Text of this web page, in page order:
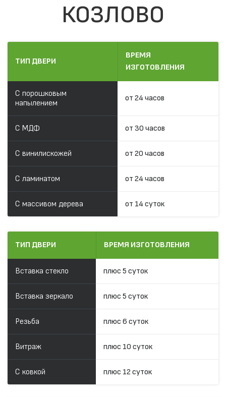
КОЗЛОВО
ТИП ДВЕРИ
ВРЕМЯ
ИЗГОТОВЛЕНИЯ
С порошковым
напылением
от 24 часов
С МДФ от 30 часов
С винилискожей от 20 часов
С ламинатом от 24 часов
С массивом дерева от 14 суток
ТИП ДВЕРИ ВРЕМЯ ИЗГОТОВЛЕНИЯ
Вставка стекло плюс 5 суток
Вставка зеркало плюс 5 суток
Резьба плюс 6 суток
Витраж плюс 10 суток
С ковкой плюс 12 суток